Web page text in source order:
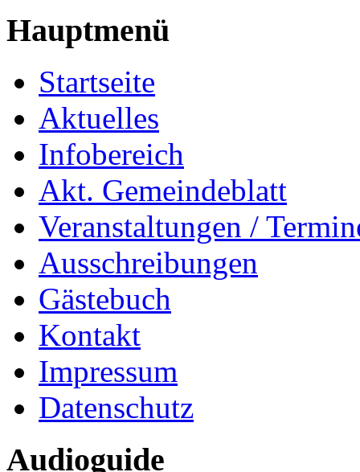
Hauptmenü
Startseite
Aktuelles
Infobereich
Akt. Gemeindeblatt
Veranstaltungen /
Ausschreibungen
Gästebuch
Kontakt
Impressum
Datenschutz
Audioguide